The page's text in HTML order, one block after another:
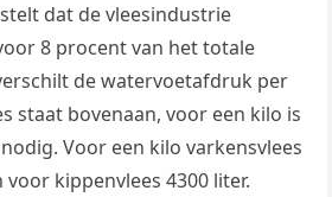
dat de vleesindustrie
8 procent van het totale
de watervoetafdruk per
staat bovenaan, voor een kilo is
Voor een kilo varkensvlees
kippenvlees 4300 liter.